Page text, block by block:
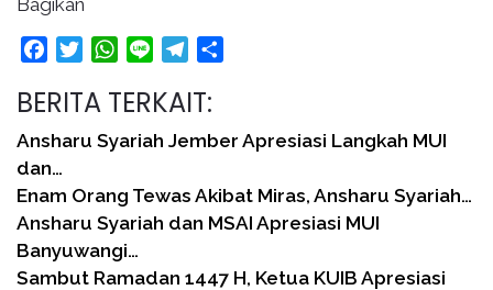
FacebookTwitterWhatsApp
Line Telegram
BERITA TERKAIT:
Ansharu Syariah Jember Apresiasi Langkah MUI
dan…
Enam Orang Tewas Akibat Miras, Ansharu Syariah…
Ansharu Syariah dan MSAI Apresiasi MUI
Banyuwangi…
Sambut Ramadan 1447 H, Ketua KUIB Apresiasi